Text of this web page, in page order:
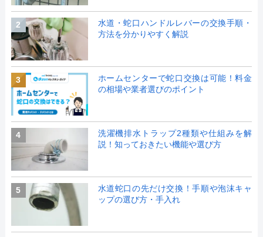
2
水道・蛇口ハンドルレバーの交換手順・
方法を分かりやすく解説
3
ホームセンターで蛇口交換は可能！料金
の相場や業者選びのポイント
4
洗濯機排水トラップ2種類や仕組みを解
説！知っておきたい機能や選び方
5
水道蛇口の先だけ交換！手順や泡沫キャ
ップの選び方・手入れ